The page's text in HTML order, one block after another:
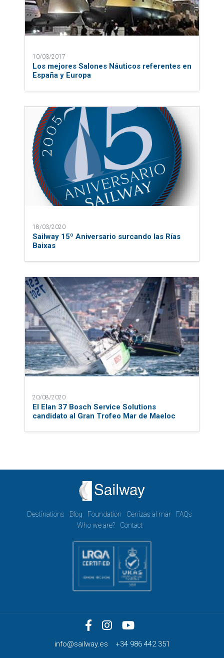
10/03/2017
Los mejores Salones Náuticos referentes en
España y Europa
18/03/2020
Sailway 15º Aniversario surcando las Rías
Baixas
20/08/2020
El Elan 37 Bosch Service Solutions
candidato al Gran Trofeo Mar de Maeloc
Destinations Blog Foundation Cenizas al mar
FAQs
Who we are?
Contact
info@sailway.es +34 986 442 351